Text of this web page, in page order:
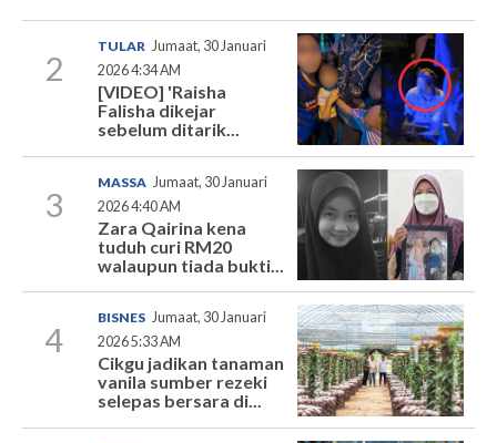
2
TULAR Jumaat, 30 Januari
2026 4:34 AM
[VIDEO] 'Raisha
Falisha dikejar
sebelum ditarik...
3
MASSA Jumaat, 30 Januari
2026 4:40 AM
Zara Qairina kena
tuduh curi RM20
walaupun tiada bukti...
4
BISNES Jumaat, 30 Januari
2026 5:33 AM
Cikgu jadikan tanaman
vanila sumber rezeki
selepas bersara di...